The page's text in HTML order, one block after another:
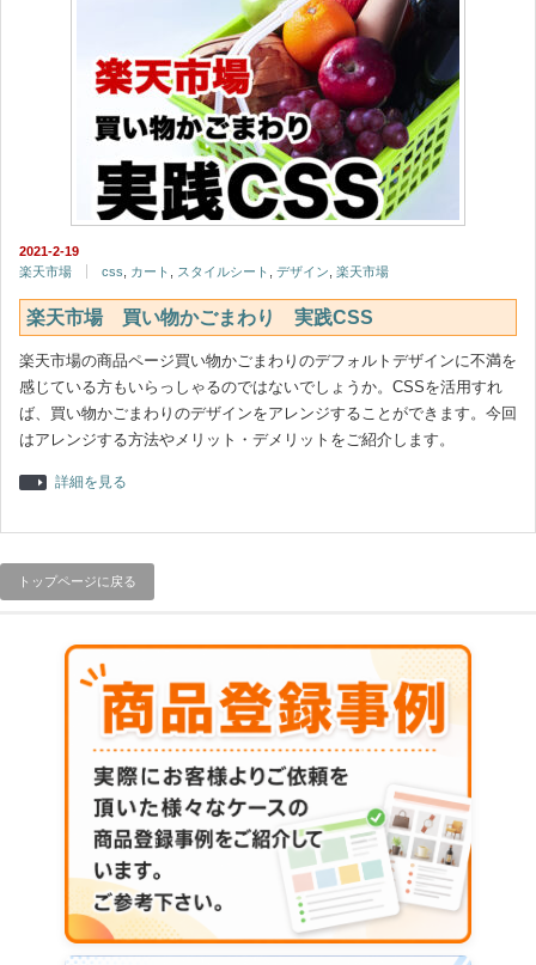
2021-2-19
楽天市場
css カート スタイルシート デザイン 楽天市場
楽天市場 買い物かごまわり 実践CSS
楽天市場の商品ページ買い物かごまわりのデフォルトデザインに不満を
感じている方もいらっしゃるのではないでしょうか。CSSを活用すれ
ば、買い物かごまわりのデザインをアレンジすることができます。今回
はアレンジする方法やメリット・デメリットをご紹介します。
詳細を見る
トップページに戻る